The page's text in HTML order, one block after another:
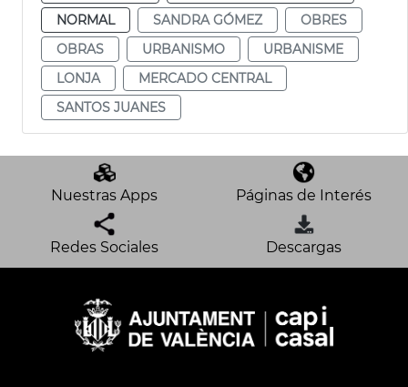
NORMAL
SANDRA GÓMEZ
OBRES
OBRAS
URBANISMO
URBANISME
LONJA
MERCADO CENTRAL
SANTOS JUANES
Nuestras Apps Páginas de Interés
Redes Sociales Descargas